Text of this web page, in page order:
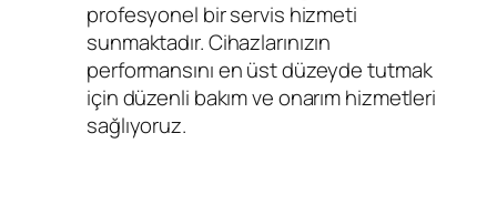
profesyonel bir servis hizmeti
sunmaktadır. Cihazlarınızın
performansını en üst düzeyde tutmak
için düzenli bakım ve onarım hizmetleri
sağlıyoruz.